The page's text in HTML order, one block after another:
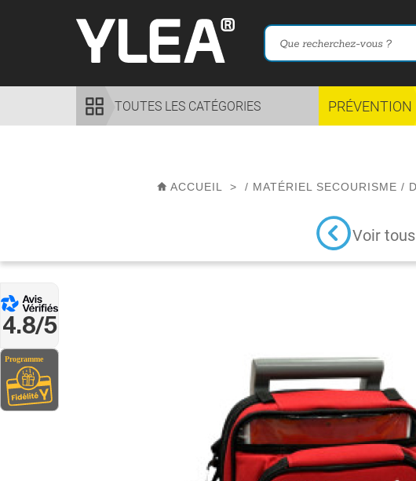
4.8/5
TOUTES LES CATÉGORIES PRÉVENTION
ACCUEIL > / MATÉRIEL SECOURISME /
Voir